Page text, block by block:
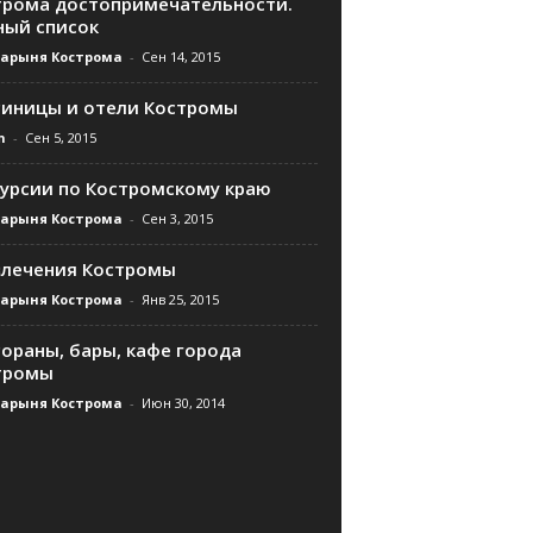
список
Кострома - Сен 14, 2015
и отели Костромы
- Сен 5, 2015
по Костромскому краю
Кострома - Сен 3, 2015
Костромы
Кострома - Янв 25, 2015
бары, кафе города
Кострома - Июн 30, 2014